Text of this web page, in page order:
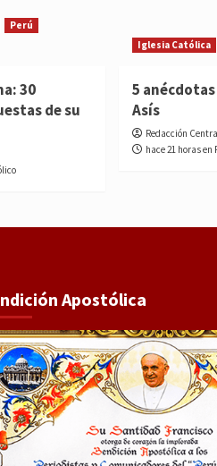
Perú
30
de su
Iglesia Católica
5
Asís
Redacción
hace 21 horas en
Apostólica